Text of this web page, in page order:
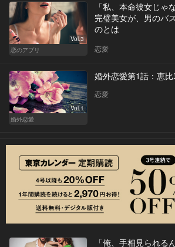
Vol.3
恋のアプリ
「私、本命彼女じゃ
完璧美女が、男のバ
のとは
恋愛
Vol.1
婚外恋愛
婚外恋愛第1話：恵
恋愛
「俺、手相見られる